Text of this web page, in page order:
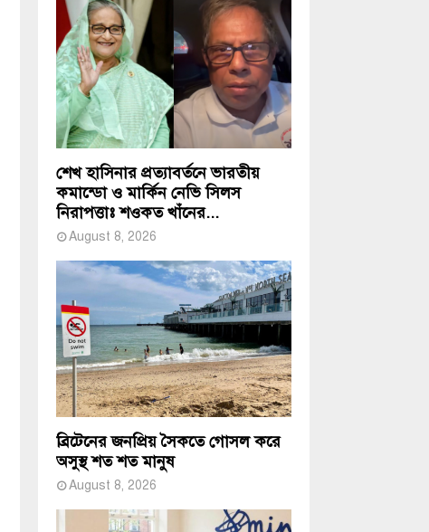
শেখ হাসিনার প্রত্যাবর্তনে ভারতীয়
কমান্ডো ও মার্কিন নেভি সিলস
নিরাপত্তাঃ শওকত খাঁনের...
August 8, 2026
ব্রিটেনের জনপ্রিয় সৈকতে গোসল করে
অসুস্থ শত শত মানুষ
August 8, 2026